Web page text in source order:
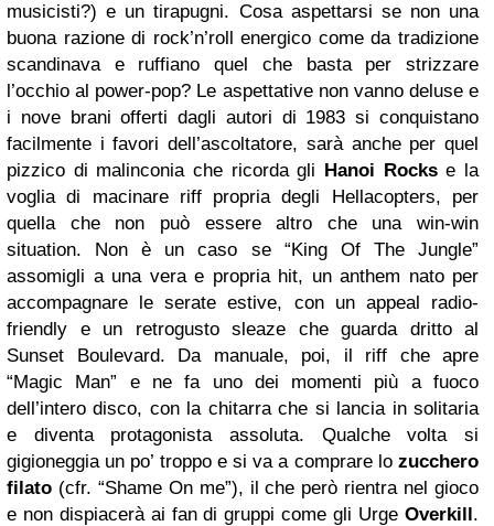
musicisti?) e un tirapugni. Cosa aspettarsi se non una
buona razione di rock’n’roll energico come da tradizione
scandinava e ruffiano quel che basta per strizzare
l’occhio al power-pop? Le aspettative non vanno deluse e
i nove brani offerti dagli autori di 1983 si conquistano
facilmente i favori dell’ascoltatore, sarà anche per quel
pizzico di malinconia che ricorda gli Hanoi Rockse la
voglia di macinare riff propria degli Hellacopters, per
quella che non può essere altro che una win-win
situation. Non è un caso se “King Of The Jungle”
assomigli a una vera e propria hit, un anthem nato per
accompagnare le serate estive, con un appeal radio-
friendly e un retrogusto sleaze che guarda dritto al
Sunset Boulevard. Da manuale, poi, il riff che apre
“Magic Man” e ne fa uno dei momenti più a fuoco
dell’intero disco, con la chitarra che si lancia in solitaria
e diventa protagonista assoluta. Qualche volta si
gigioneggia un po’ troppo e si va a comprare lo zucchero
filato (cfr. “Shame On me”), il che però rientra nel gioco
e non dispiacerà ai fan di gruppi come gli Urge Overkill.